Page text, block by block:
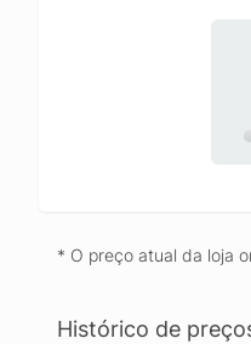
* O preço atual da loja
Histórico de